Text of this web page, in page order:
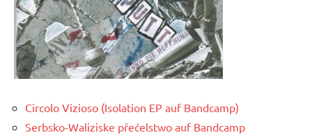
Circolo Vizioso (Isolation EP auf Bandcamp)
Serbsko-Waliziske přećelstwo auf Bandcamp